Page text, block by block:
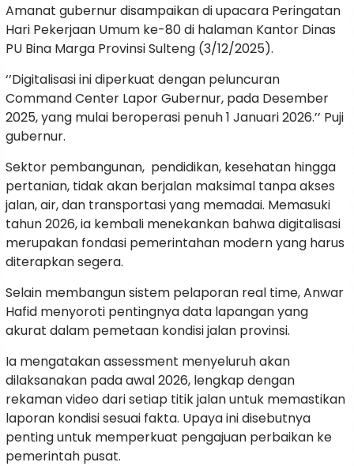
Amanat gubernur disampaikan di upacara Peringatan
Hari Pekerjaan Umum ke-80 di halaman Kantor Dinas
PU Bina Marga Provinsi Sulteng (3/12/2025).
‘’Digitalisasi ini diperkuat dengan peluncuran
Command Center Lapor Gubernur, pada Desember
2025, yang mulai beroperasi penuh 1 Januari 2026.’’ Puji
gubernur.
Sektor pembangunan, pendidikan, kesehatan hingga
pertanian, tidak akan berjalan maksimal tanpa akses
jalan, air, dan transportasi yang memadai. Memasuki
tahun 2026, ia kembali menekankan bahwa digitalisasi
merupakan fondasi pemerintahan modern yang harus
diterapkan segera.
Selain membangun sistem pelaporan real time, Anwar
Hafid menyoroti pentingnya data lapangan yang
akurat dalam pemetaan kondisi jalan provinsi.
Ia mengatakan assessment menyeluruh akan
dilaksanakan pada awal 2026, lengkap dengan
rekaman video dari setiap titik jalan untuk memastikan
laporan kondisi sesuai fakta. Upaya ini disebutnya
penting untuk memperkuat pengajuan perbaikan ke
pemerintah pusat.